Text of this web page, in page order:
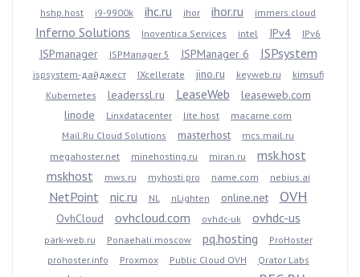
hshp.host
i9-9900k ihc.ru ihor ihor.ru immers.cloud
Inferno Solutions Inoventica Services intel IPv4 IPv6
ISPmanager ISPManager 5 ISPManager 6 ISPsystem
ispsystem-дайджест IXcellerate jino.ru keyweb.ru
kimsufi
Kubernetes
leaderssl.ru LeaseWeb
leaseweb.com
linode
Linxdatacenter lite.host
macarne.com
Mail.Ru Cloud Solutions
masterhost
mcs.mail.ru
megahoster.net
minehosting.ru miran.ru
msk.host
mskhost
mws.ru myhosti.pro name.com nebius.ai
NetPoint nic.ru NL nLighten online.net OVH
OvhCloud ovhcloud.com ovhdc-uk ovhdc-us
park-web.ru Ponaehali.moscow pq.hosting
ProHoster
prohoster.info
Proxmox Public Cloud OVH Qrator Labs